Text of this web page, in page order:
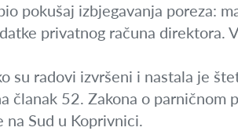
pokušaj izbjegavanja poreza:
privatnog računa direktora.
su radovi izvršeni i nastala je
52. Zakona o parničnom
na Sud u Koprivnici.